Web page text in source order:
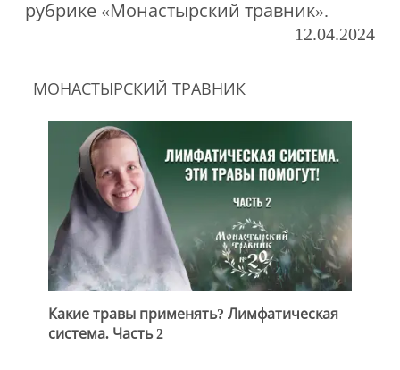
рубрике «Монастырский травник».
12.04.2024
МОНАСТЫРСКИЙ ТРАВНИК
Какие травы применять? Лимфатическая
система. Часть 2